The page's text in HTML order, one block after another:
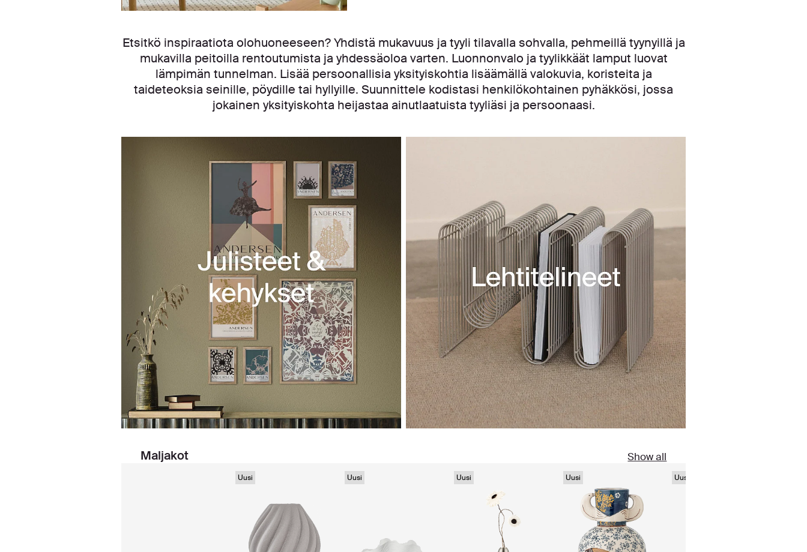
Etsitkö inspiraatiota olohuoneeseen? Yhdistä mukavuus ja tyyli tilavalla sohvalla, pehmeillä tyynyillä ja
mukavilla peitoilla rentoutumista ja yhdessäoloa varten. Luonnonvalo ja tyylikkäät lamput luovat
lämpimän tunnelman. Lisää persoonallisia yksityiskohtia lisäämällä valokuvia, koristeita ja
taideteoksia seinille, pöydille tai hyllyille. Suunnittele kodistasi henkilökohtainen pyhäkkösi, jossa
jokainen yksityiskohta heijastaa ainutlaatuista tyyliäsi ja persoonaasi.
Maljakot Show all
Uusi Uusi Uusi Uusi Uusi